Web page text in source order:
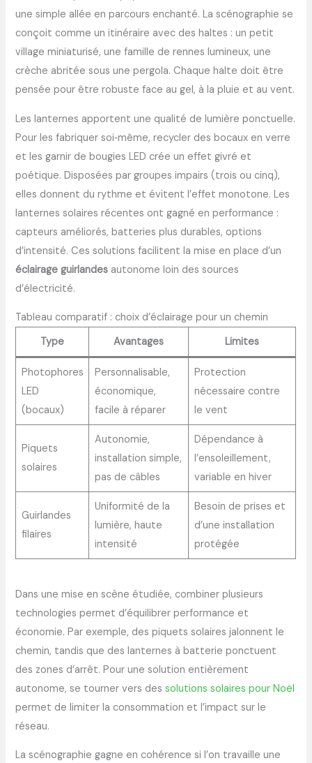
une simple allée en parcours enchanté. La scénographie se
conçoit comme un itinéraire avec des haltes : un petit
village miniaturisé, une famille de rennes lumineux, une
crèche abritée sous une pergola. Chaque halte doit être
pensée pour être robuste face au gel, à la pluie et au vent.
Les lanternes apportent une qualité de lumière ponctuelle.
Pour les fabriquer soi‑même, recycler des bocaux en verre
et les garnir de bougies LED crée un effet givré et
poétique. Disposées par groupes impairs (trois ou cinq),
elles donnent du rythme et évitent l’effet monotone. Les
lanternes solaires récentes ont gagné en performance :
capteurs améliorés, batteries plus durables, options
d’intensité. Ces solutions facilitent la mise en place d’un
éclairage guirlandes autonome loin des sources
d’électricité.
Tableau comparatif : choix d’éclairage pour un chemin
Type
Avantages Limites
Photophores
LED
(bocaux)
Personnalisable,
économique,
facile à réparer
Protection
nécessaire contre
le vent
Piquets
solaires
Autonomie,
installation simple,
pas de câbles
Dépendance à
l’ensoleillement,
variable en hiver
Guirlandes
filaires
Uniformité de la
lumière, haute
intensité
Besoin de prises et
d’une installation
protégée
Dans une mise en scène étudiée, combiner plusieurs
technologies permet d’équilibrer performance et
économie. Par exemple, des piquets solaires jalonnent le
chemin, tandis que des lanternes à batterie ponctuent
des zones d’arrêt. Pour une solution entièrement
autonome, se tourner vers dessolutions solaires pour Noël
permet de limiter la consommation et l’impact sur le
réseau.
La scénographie gagne en cohérence si l’on travaille une